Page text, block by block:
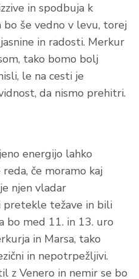
in spodbuja k
bo še vedno v levu, torej
in radosti. Merkur
tako bomo bolj
le na cesti je
da nismo prehitri.
energijo lahko
če moramo kaj
njen vladar
težave in bili
bo med 11. in 13. uro
in Marsa, tako
in nepotrpežljivi.
z Venero in nemir se bo